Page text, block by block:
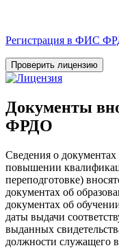
Регистрация в ФИС
Проверить лицензию
Документы
ФРДО
Сведения о
повышении
переподготовке)
документах об
документах об
даты выдачи
выданных
должности служащего